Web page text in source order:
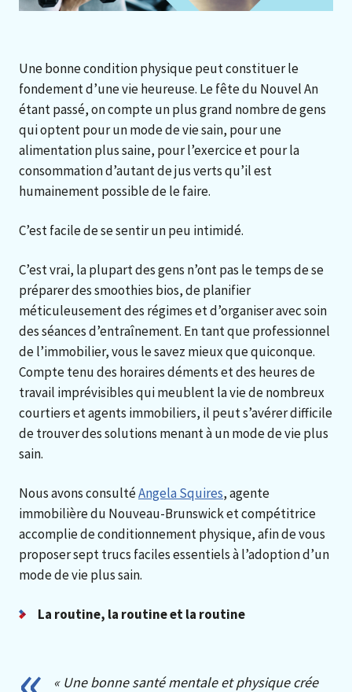
Une bonne condition physique peut constituer le
fondement d’une vie heureuse. Le fête du Nouvel An
étant passé, on compte un plus grand nombre de gens
qui optent pour un mode de vie sain, pour une
alimentation plus saine, pour l’exercice et pour la
consommation d’autant de jus verts qu’il est
humainement possible de le faire.
C’est facile de se sentir un peu intimidé.
C’est vrai, la plupart des gens n’ont pas le temps de se
préparer des smoothies bios, de planifier
méticuleusement des régimes et d’organiser avec soin
des séances d’entraînement. En tant que professionnel
de l’immobilier, vous le savez mieux que quiconque.
Compte tenu des horaires déments et des heures de
travail imprévisibles qui meublent la vie de nombreux
courtiers et agents immobiliers, il peut s’avérer difficile
de trouver des solutions menant à un mode de vie plus
sain.
Nous avons consultéAngela Squires, agente
immobilière du Nouveau-Brunswick et compétitrice
accomplie de conditionnement physique, afin de vous
proposer sept trucs faciles essentiels à l’adoption d’un
mode de vie plus sain.
La routine, la routine et la routine
« Une bonne santé mentale et physique crée